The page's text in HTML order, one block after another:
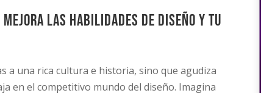
las habilidades de diseño y tu
a una rica cultura e historia, sino que agudiza
en el competitivo mundo del diseño. Imagina